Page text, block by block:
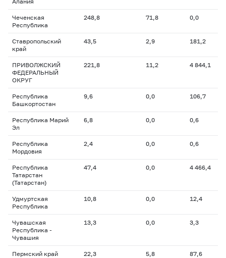
Чеченская
Республика
248,8 71,8 0,0
Ставропольский
край
43,5 2,9 181,2
ПРИВОЛЖСКИЙ
ФЕДЕРАЛЬНЫЙ
ОКРУГ
221,8 11,2 4 844,1
Республика
Башкортостан
9,6 0,0 106,7
Республика Марий
Эл
6,8 0,0 0,6
Республика
Мордовия
2,4 0,0 0,6
Республика
Татарстан
(Татарстан)
47,4 0,0 4 466,4
Удмуртская
Республика
10,8 0,0 12,4
Чувашская
Республика -
Чувашия
13,3 0,0 3,3
Пермский край 22,3 5,8 87,6